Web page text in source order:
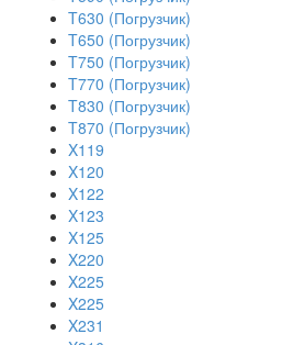
T630 (Погрузчик)
T650 (Погрузчик)
T750 (Погрузчик)
T770 (Погрузчик)
T830 (Погрузчик)
T870 (Погрузчик)
X119
X120
X122
X123
X125
X220
X225
X225
X231